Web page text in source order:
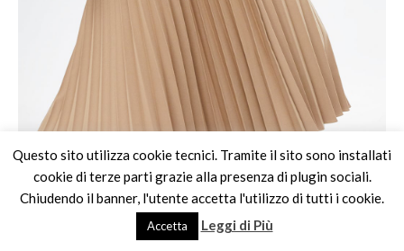
Questo sito utilizza cookie tecnici. Tramite il sito sono installati
cookie di terze parti grazie alla presenza di plugin sociali.
Chiudendo il banner, l'utente accetta l'utilizzo di tutti i cookie.
Accetta Leggi di Più